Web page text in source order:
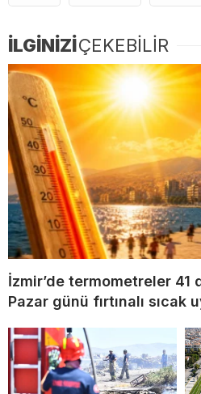
İLGİNİZİÇEKEBİLİR
İzmir’de termometreler 41
Pazar günü fırtınalı sıcak